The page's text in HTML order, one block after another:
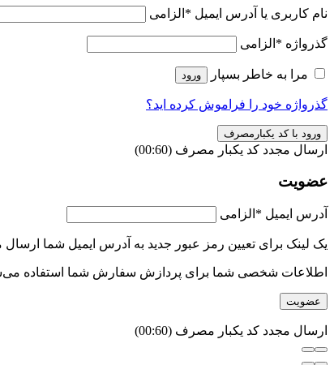
نام کاربری یا آدرس ایمیل * الزامی
گذرواژه * الزامی
مرا به خاطر بسپار ورود
گذرواژه خود را فراموش کرده اید؟
ورود با کد یکبارمصرف
ارسال مجدد کد یکبار مصرف (00:
60
)
عضویت
آدرس ایمیل * الزامی
یک لینک برای تعیین رمز عبور جدید به آدرس ایمیل شما
اطلاعات شخصی شما برای پردازش سفارش شما استفاده
عضویت
ارسال مجدد کد یکبار مصرف (00:
60
)